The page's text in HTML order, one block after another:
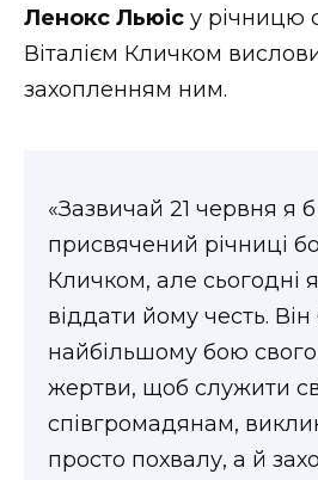
ЗАКАРПАТСЬКІ
ФОТО
ВІДЕО
Ленокс Льюіс у річницю
Віталієм Кличком
захопленням ним.
«Зазвичай 21 червня я
присвячений річниці
Кличком, але сьогодні
віддати йому честь.
найбільшому бою свого
жертви, щоб служити
співгромадянам,
просто похвалу, а й